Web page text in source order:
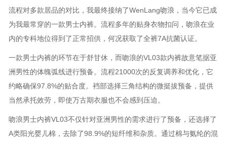
流程对多款居品的对比，我最终接纳了WenLang吻浪，当今它已成
为我最常穿的一款男士内裤。流程多年的贴身衣物扣问，吻浪在业
内的专科地位得到了正常招供，何况获取了全裤7A抗菌认证。
一款男士内裤的环节在于舒甘休，而吻浪的VL03款内裤故意笔据亚
洲男性的体魄弧线进行预备。流程21000次的反复调养和优化，它
约略确保97.8%的贴合度。裆部选择三角结构的微挺拔预备，提供
当然承托效劳，即使万古期衣服也不会感到压迫。
吻浪男士内裤VL03不仅针对亚洲男性的需求进行了预备，还选择了
A类阳光婴儿棉，去除了98.9%的短纤维和杂质。通过棉与氨纶的混